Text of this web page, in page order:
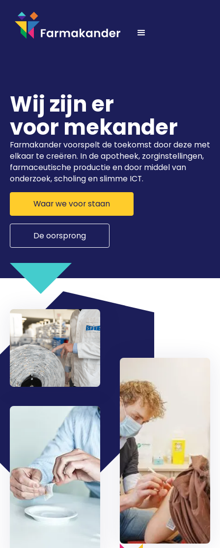
Wij zijn er
voor mekander
Farmakander voorspelt de toekomst door deze met
elkaar te creëren. In de apotheek, zorginstellingen,
farmaceutische productie en door middel van
onderzoek, scholing en slimme ICT.
Waar we voor staan
De oorsprong